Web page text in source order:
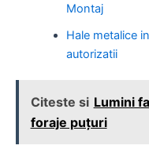
Montaj
Hale metalice
autorizatii
Citeste si Lumini
foraje puțuri